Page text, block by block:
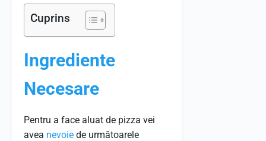
Cuprins
Ingrediente
Necesare
Pentru a face aluat de pizza vei
avea nevoie de următoarele